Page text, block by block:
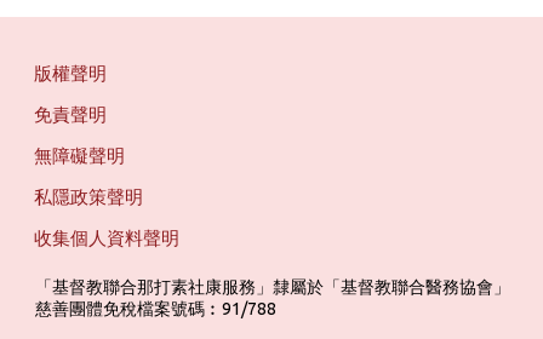
版權聲明
免責聲明
無障礙聲明
私隱政策聲明
收集個人資料聲明
「基督教聯合那打素社康服務」隸屬於「基督教聯合醫務協會」
慈善團體免稅檔案號碼︰91/788